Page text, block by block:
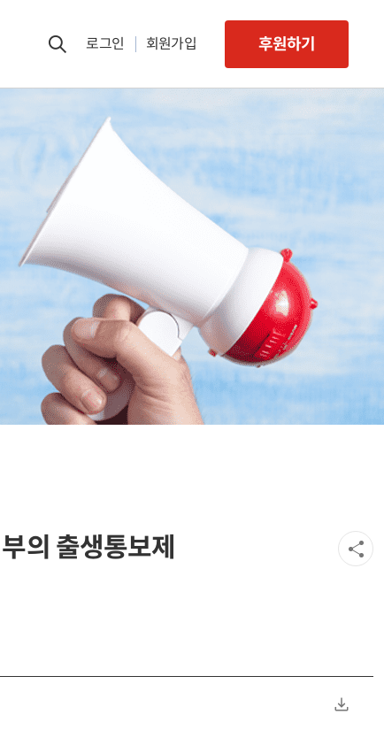
로그인 회원가입 후원하기
의 출생통보제